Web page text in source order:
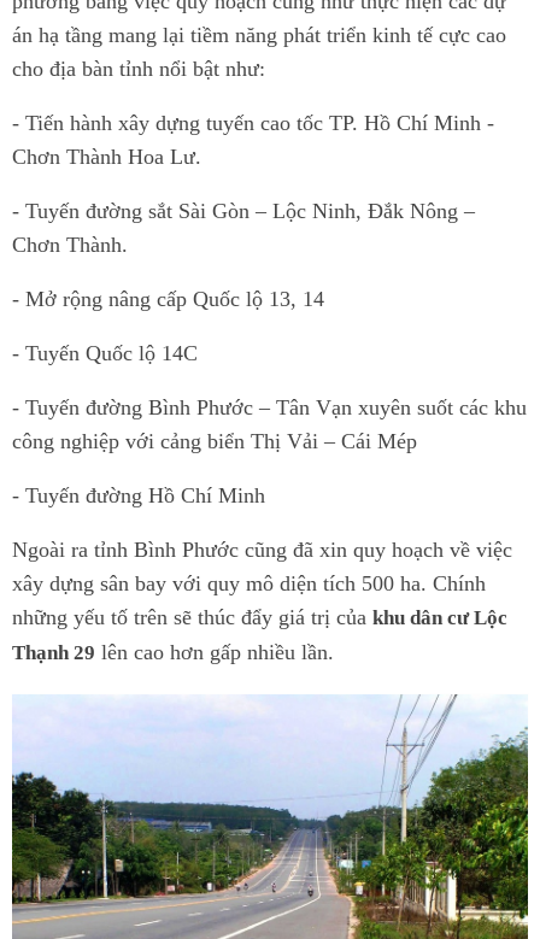
án hạ tầng mang lại tiềm năng phát triển kinh tế cực cao
cho địa bàn tỉnh nổi bật như:
- Tiến hành xây dựng tuyến cao tốc TP. Hồ Chí Minh -
Chơn Thành Hoa Lư.
- Tuyến đường sắt Sài Gòn – Lộc Ninh, Đắk Nông –
Chơn Thành.
- Mở rộng nâng cấp Quốc lộ 13, 14
- Tuyến Quốc lộ 14C
- Tuyến đường Bình Phước – Tân Vạn xuyên suốt các khu
công nghiệp với cảng biển Thị Vải – Cái Mép
- Tuyến đường Hồ Chí Minh
Ngoài ra tỉnh Bình Phước cũng đã xin quy hoạch về việc
xây dựng sân bay với quy mô diện tích 500 ha. Chính
những yếu tố trên sẽ thúc đẩy giá trị của khu dân cư Lộc
Thạnh 29 lên cao hơn gấp nhiều lần.